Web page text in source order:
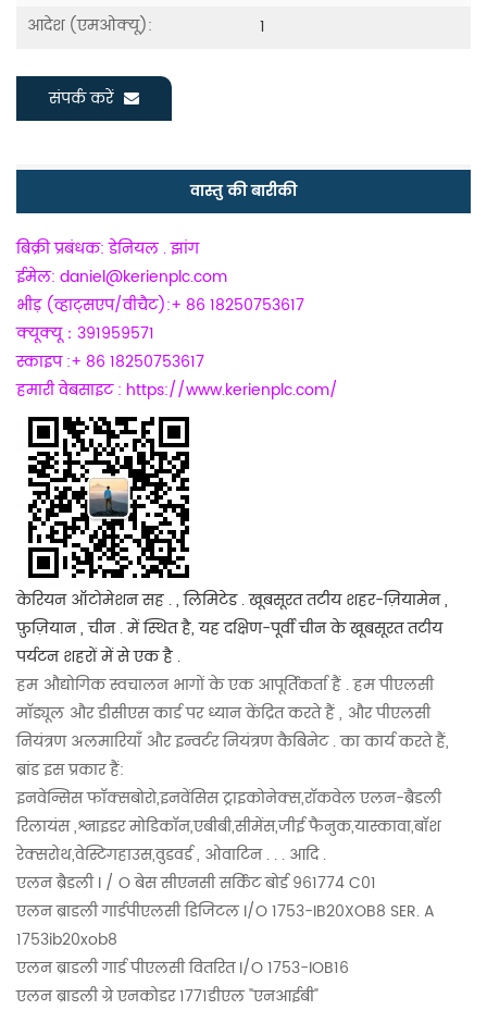
आदेश (एमओक्यू):
1
संपर्क करें
वास्तु की बारीकी
बिक्री प्रबंधक: डेनियल . झांग
ईमेल: daniel@kerienplc.com
भीड़ (व्हाट्सएप/वीचैट):+ 86 18250753617
क्यूक्यू：391959571
स्काइप :+ 86 18250753617
हमारी वेबसाइट : https://www.kerienplc.com/
केरियन ऑटोमेशन सह . , लिमिटेड . खूबसूरत तटीय शहर-ज़ियामेन ,
फ़ुज़ियान , चीन . में स्थित है, यह दक्षिण-पूर्वी चीन के खूबसूरत तटीय
पर्यटन शहरों में से एक है .
हम औद्योगिक स्वचालन भागों के एक आपूर्तिकर्ता हैं . हम पीएलसी
मॉड्यूल और डीसीएस कार्ड पर ध्यान केंद्रित करते हैं , और पीएलसी
नियंत्रण अलमारियाँ और इन्वर्टर नियंत्रण कैबिनेट . का कार्य करते हैं,
ब्रांड इस प्रकार हैं:
इनवेन्सिस फॉक्सबोरो,इनवेंसिस ट्राइकोनेक्स,रॉकवेल एलन-ब्रैडली
रिलायंस ,श्नाइडर मोडिकॉन,एबीबी,सीमेंस,जीई फैनुक,यास्कावा,बॉश
रेक्सरोथ,वेस्टिंगहाउस,वुडवर्ड , ओवाटिन . . . आदि .
एलन ब्रैडली I / O बेस सीएनसी सर्किट बोर्ड 961774 C01
एलन ब्राडली गार्डपीएलसी डिजिटल I/O 1753-IB20XOB8 SER. A
1753ib20xob8
एलन ब्राडली गार्ड पीएलसी वितरित I/O 1753-IOB16
एलन ब्राडली ग्रे एनकोडर 1771डीएल "एनआईबी"